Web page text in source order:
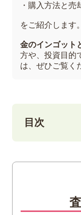
・購入方法と売
をご紹介します。
金のインゴット
方や、投資目的
は、ぜひご覧く
目次
「地金
地
延